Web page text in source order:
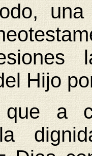
Hijo
a